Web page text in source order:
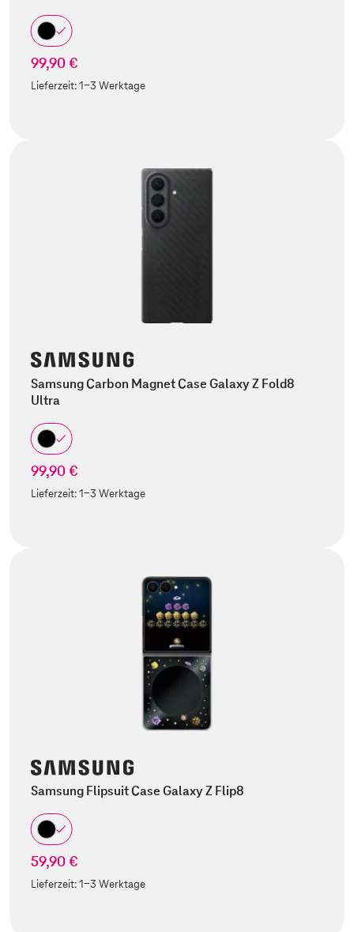
99,90 €
Lieferzeit:1-3 Werktage
Samsung Carbon Magnet Case Galaxy Z Fold8
Ultra
99,90 €
Lieferzeit:1-3 Werktage
Samsung Flipsuit Case Galaxy Z Flip8
59,90 €
Lieferzeit:1-3 Werktage